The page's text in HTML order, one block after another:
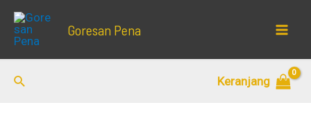
Lewati
Goresan Pena
Cari Keranjang